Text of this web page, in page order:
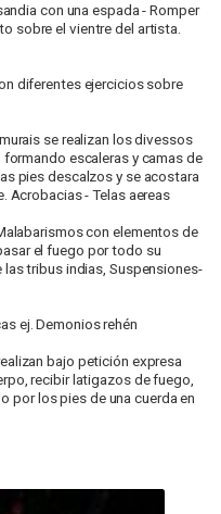
con una espada - Romper
sobre el vientre del artista.
diferentes ejercicios sobre
se realizan los divessos
escaleras y camas de
pies descalzos y se acostara
Acrobacias - Telas aereas
con elementos de
el fuego por todo su
tribus indias, Suspensiones-
ej. Demonios rehén
bajo petición expresa
recibir latigazos de fuego,
por los pies de una cuerda en